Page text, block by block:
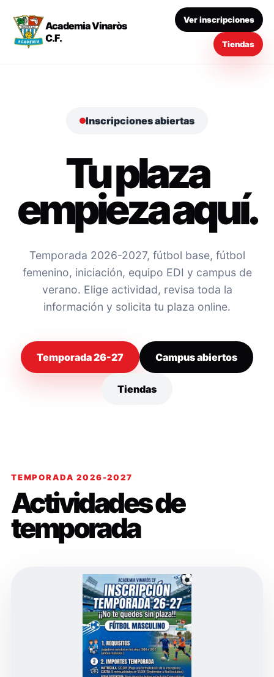
Academia Vinaròs
C.F.
Ver inscripciones
Tiendas
Inscripciones abiertas
Tu plaza
empieza aquí.
Temporada 2026-2027, fútbol base, fútbol
femenino, iniciación, equipo EDI y campus de
verano. Elige actividad, revisa toda la
información y solicita tu plaza online.
Temporada 26-27 Campus abiertos
Tiendas
TEMPORADA 2026-2027
Actividades de
temporada